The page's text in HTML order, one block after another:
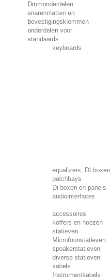
Drumonderdelen
snarenmatten en
bevestigingsklemmen
onderdelen voor
standaards
keyboards
equalizers, DI
patchbays
Di boxen en panels
audiointerfaces
accessoires
koffers en hoezen
statieven
Microfoonstatieven
speakerstatieven
diverse statieven
kabels
Instrumentkabels